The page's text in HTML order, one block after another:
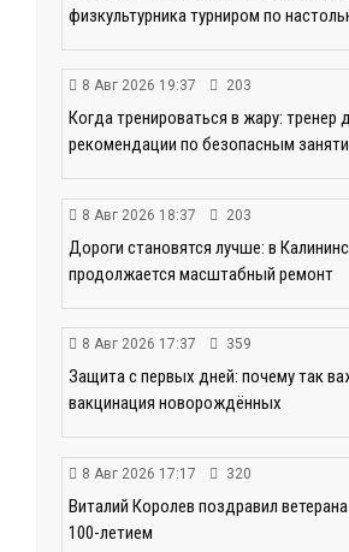
физкультурника турниром по
8 Авг 2026 19:37 203
Когда тренироваться в жару: тренер
рекомендации по безопасным
8 Авг 2026 18:37 203
Дороги становятся лучше: в
продолжается масштабный ремонт
8 Авг 2026 17:37 359
Защита с первых дней: почему так
вакцинация новорождённых
8 Авг 2026 17:17 320
Виталий Королев поздравил
100-летием